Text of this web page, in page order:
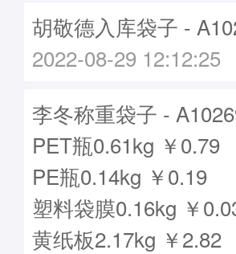
胡敬德入库袋子 -
2022-08-29 12:12:25
李冬称重袋子 -
PET瓶0.61kg ￥0.79
PE瓶0.14kg ￥0.19
塑料袋膜0.16kg ￥
黄纸板2.17kg ￥2.82